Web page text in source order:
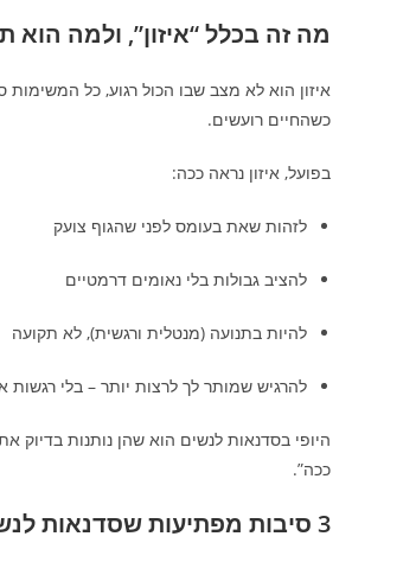
מה זה בכלל “איזון”, ולמה
איזון הוא לא מצב שבו הכול רגוע, כל המשימות
כשהחיים רועשים.
בפועל, איזון נראה ככה:
לזהות שאת בעומס לפני שהגוף צועק
להציב גבולות בלי נאומים דרמטיים
להיות בתנועה (מנטלית ורגשית), לא תקועה
להרגיש שמותר לך לרצות יותר – בלי רגשות
היופי בסדנאות לנשים הוא שהן נותנות
ככה”.
3 סיבות מפתיעות שסדנאות לנשים עובדות כל כך טוב (וכן, זה לא רק “אנרגיה נשית”)